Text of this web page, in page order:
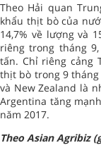
Theo Hải quan
khẩu thịt bò của
14,7% về lượng và
riêng trong tháng
tấn. Chỉ riêng cảng
thịt bò trong 9 tháng
và New Zealand là
Argentina tăng
năm 2017.
Theo Asian Agribiz